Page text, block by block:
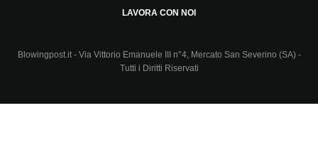
LAVORA CON NOI
Blowingpost.it - Via Vittorio Emanuele III n°4, Mercato San Severino (SA) -
Tutti i Diritti Riservati